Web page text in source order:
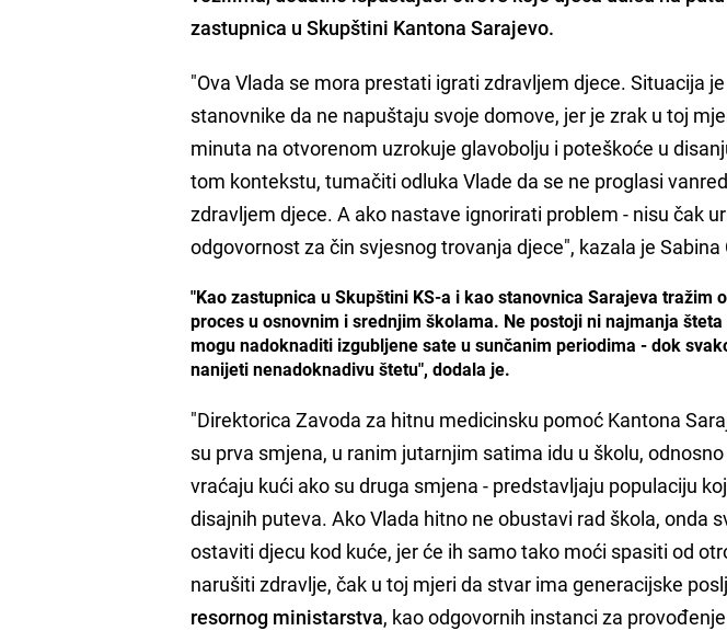
zastupnica u Skupštini Kantona Sarajevo.
"Ova Vlada se mora prestati igrati zdravljem djece. Situacija
stanovnike da ne napuštaju svoje domove, jer je zrak u toj
minuta na otvorenom uzrokuje glavobolju i poteškoće u
tom kontekstu, tumačiti odluka Vlade da se ne proglasi
zdravljem djece. A ako nastave ignorirati problem - nisu čak
odgovornost za čin svjesnog trovanja djece", kazala je Sabina
"Kao zastupnica u Skupštini KS-a i kao stanovnica Sarajeva tražim
proces u osnovnim i srednjim školama. Ne postoji ni najmanja
mogu nadoknaditi izgubljene sate u sunčanim periodima - dok
nanijeti nenadoknadivu štetu", dodala je.
"Direktorica Zavoda za hitnu medicinsku pomoć Kantona
su prva smjena, u ranim jutarnjim satima idu u školu,
vraćaju kući ako su druga smjena - predstavljaju populaciju
disajnih puteva. Ako Vlada hitno ne obustavi rad škola, onda
ostaviti djecu kod kuće, jer će ih samo tako moći spasiti od
narušiti zdravlje, čak u toj mjeri da stvar ima generacijske
resornog ministarstva, kao odgovornih instanci za